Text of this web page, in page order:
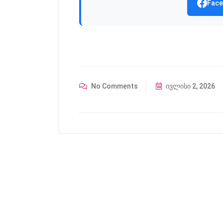
No Comments ივლისი 2, 2026